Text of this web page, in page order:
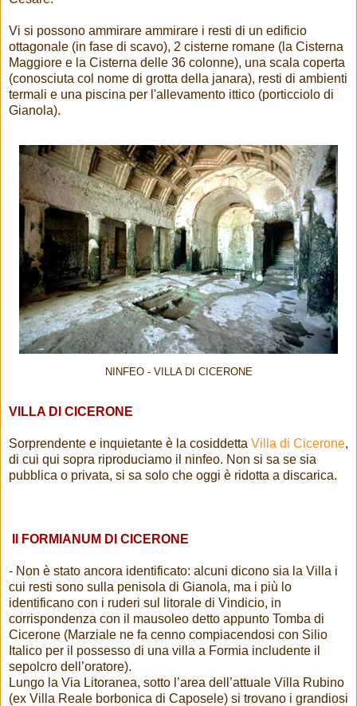
Vi si possono ammirare ammirare i resti di un edificio
ottagonale (in fase di scavo), 2 cisterne romane (la Cisterna
Maggiore e la Cisterna delle 36 colonne), una scala coperta
(conosciuta col nome di grotta della janara), resti di ambienti
termali e una piscina per l'allevamento ittico (porticciolo di
Gianola).
NINFEO - VILLA DI CICERONE
VILLA DI CICERONE
Sorprendente e inquietante è la cosiddetta Villa di Cicerone,
di cui qui sopra riproduciamo il ninfeo. Non si sa se sia
pubblica o privata, si sa solo che oggi è ridotta a discarica.
Il FORMIANUM DI CICERONE
- Non è stato ancora identificato: alcuni dicono sia la Villa i
cui resti sono sulla penisola di Gianola, ma i più lo
identificano con i ruderi sul litorale di Vindicio, in
corrispondenza con il mausoleo detto appunto Tomba di
Cicerone (Marziale ne fa cenno compiacendosi con Silio
Italico per il possesso di una villa a Formia includente il
sepolcro dell’oratore).
Lungo la Via Litoranea, sotto l’area dell’attuale Villa Rubino
(ex Villa Reale borbonica di Caposele) si trovano i grandiosi